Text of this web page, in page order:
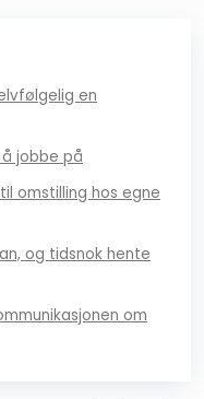
en
jobbe på
omstilling hos egne
og tidsnok hente
om